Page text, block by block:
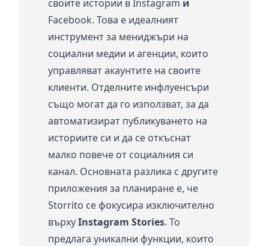
своите истории в Instagram и
Facebook. Това е идеалният
инструмент за мениджъри на
социални медии и агенции, които
управляват акаунтите на своите
клиенти. Отделните инфлуенсъри
също могат да го използват, за да
автоматизират публикуването на
историите си и да се откъснат
малко повече от социалния си
канал. Основната разлика с другите
приложения за планиране е, че
Storrito се фокусира изключително
върхуInstagram Stories. То
предлага уникални функции, които